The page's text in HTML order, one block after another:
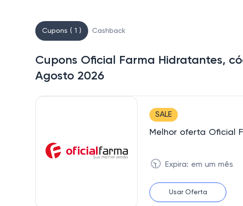
Cupons ( 1 ) Cashback
Cupons Oficial Farma Hidratantes,
Agosto 2026
SALE
Melhor oferta Oficial
🕥 Expira: em um mês
Usar Oferta